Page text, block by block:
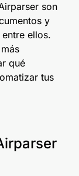
son
y
ellos.
qué
tus